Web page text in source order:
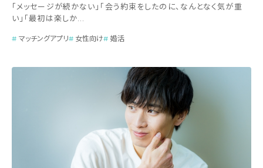
「メッセージが続かない」「会う約束をしたのに、なんとなく気が重
い」「最初は楽しか...
マッチングアプリ 女性向け 婚活